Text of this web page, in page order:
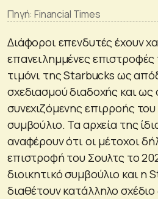
Πηγή: Financial Times
Διάφοροι επενδυτές έχουν
επανειλημμένες
τιμόνι της Starbucks ως
σχεδιασμού διαδοχής και
συνεχιζόμενης επιρροής του
συμβούλιο. Τα αρχεία της
αναφέρουν ότι οι μέτοχοι
επιστροφή του Σουλτς το
διοικητικό συμβούλιο και η
διαθέτουν κατάλληλο